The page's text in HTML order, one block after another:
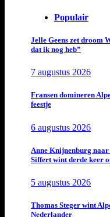
Populair
Jelle Geens zet droom
dat ik nog heb”
7 augustus 2026
Fransen domineren
feestje
6 augustus 2026
Anne Knijnenburg naar
Siffert wint derde keer
5 augustus 2026
Thomas Steger wint
Nederlander